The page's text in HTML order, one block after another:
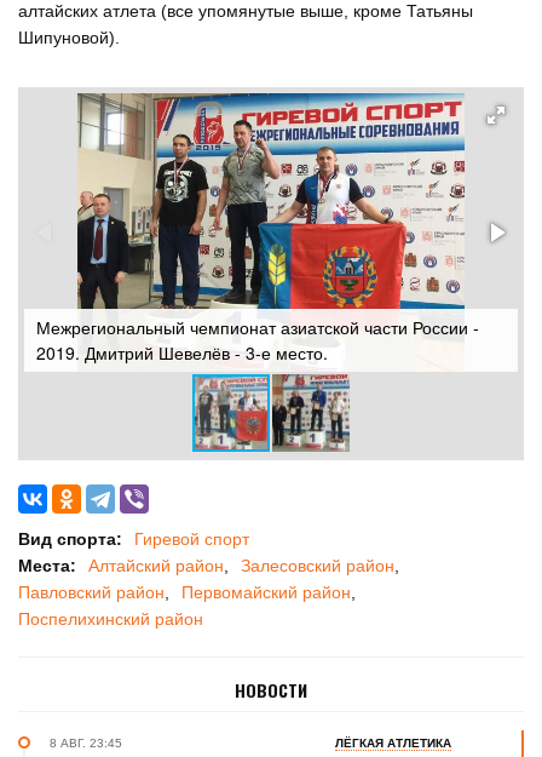
алтайских атлета (все упомянутые выше, кроме Татьяны
Шипуновой).
Межрегиональный чемпионат азиатской части России -
2019. Дмитрий Шевелёв - 3-е место.
Вид спорта:
Гиревой спорт
Места:
Алтайский район
Залесовский район
Павловский район
Первомайский район
Поспелихинский район
НОВОСТИ
8 АВГ. 23:45 ЛЁГКАЯ АТЛЕТИКА